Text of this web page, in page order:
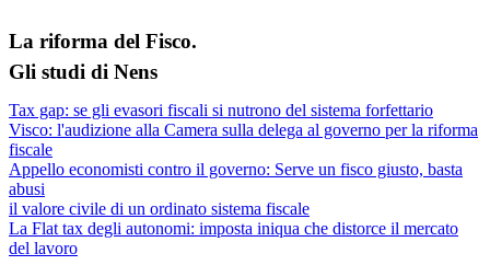
La riforma del Fisco.
Gli studi di Nens
Tax gap: se gli evasori fiscali si nutrono del sistema forfettario
Visco: l'audizione alla Camera sulla delega al governo per la riforma
fiscale
Appello economisti contro il governo: Serve un fisco giusto, basta
abusi
il valore civile di un ordinato sistema fiscale
La Flat tax degli autonomi: imposta iniqua che distorce il mercato
del lavoro